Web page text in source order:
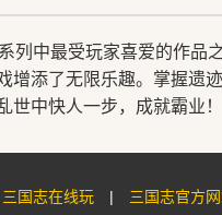
列中最受玩家喜爱的作品
增添了无限乐趣。掌握遗
世中快人一步，成就霸业！
三国志在线玩 | 三国志官方